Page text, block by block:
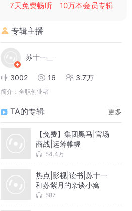
7天免费畅听
10万本会员专辑
专辑主播
苏十一__
3002 16 3.7万
简介： 全职创业者
TA的专辑 更多
【免费】集团黑马|官场
商战|运筹帷幄
54.4万
热点|影视|读书|苏十一
和苏紫月的杂谈小窝
587